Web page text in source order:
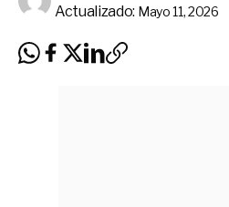
Actualizado: Mayo 11, 2026